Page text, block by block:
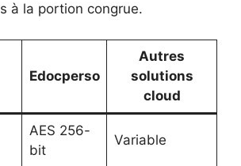
à la portion congrue.
Edocperso
Autres
solutions
cloud
AES 256-
bit
Variable